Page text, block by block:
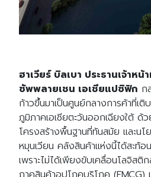
ฮาเวียร์ บิลเบา ประธานเจ้าห
ซัพพลายเชน เอเชียแปซิฟิก ก
ก้าวขึ้นมาเป็นศูนย์กลางการค้าที่เติ
ภูมิภาคเอเชียตะวันออกเฉียงใต้ ด้
โครงสร้างพื้นฐานที่ทันสมัย และน
หมุนเวียน คลังสินค้าแห่งนี้ได้สะท้
เพราะไม่ได้เพียงขับเคลื่อนโลจิส